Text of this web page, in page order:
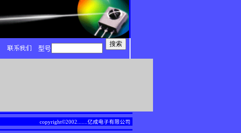
型号
copyright©2002....... 亿成电子有限公司